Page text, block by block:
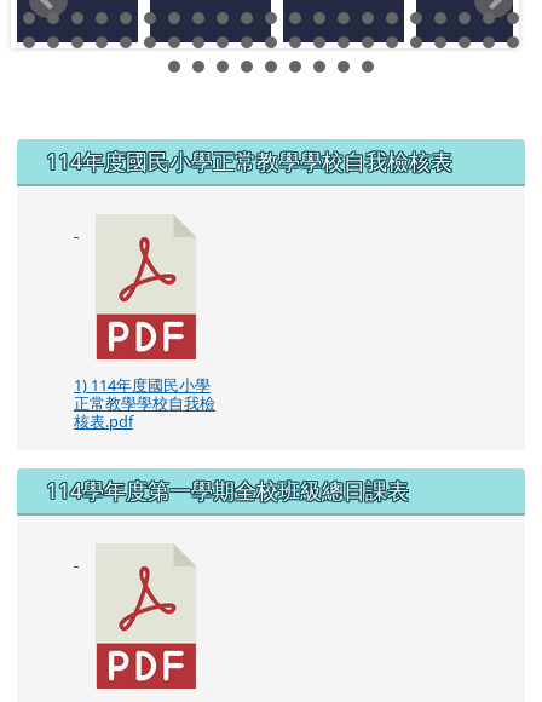
左邊區域內容
114年度國民小學正常教學學校自我檢核表
1) 114年度國民小學
正常教學學校自我檢
核表.pdf
114學年度第一學期全校班級總日課表